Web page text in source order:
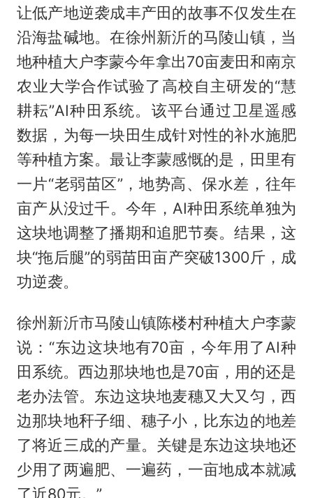
让低产地逆袭成丰产田的故事不仅发生在
沿海盐碱地。在徐州新沂的马陵山镇，当
地种植大户李蒙今年拿出70亩麦田和南京
农业大学合作试验了高校自主研发的“慧
耕耘”AI种田系统。该平台通过卫星遥感
数据，为每一块田生成针对性的补水施肥
等种植方案。最让李蒙感慨的是，田里有
一片“老弱苗区”，地势高、保水差，往年
亩产从没过千。今年，AI种田系统单独为
这块地调整了播期和追肥节奏。结果，这
块“拖后腿”的弱苗田亩产突破1300斤，成
功逆袭。
徐州新沂市马陵山镇陈楼村种植大户李蒙
说：“东边这块地有70亩，今年用了AI种
田系统。西边那块地也是70亩，用的还是
老办法管。东边这块地麦穗又大又匀，西
边那块地秆子细、穗子小，比东边的地差
了将近三成的产量。关键是东边这块地还
少用了两遍肥、一遍药，一亩地成本就减
了近80元。”